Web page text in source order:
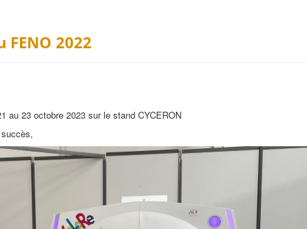
FENO 2022
au 23 octobre 2023 sur le stand CYCERON